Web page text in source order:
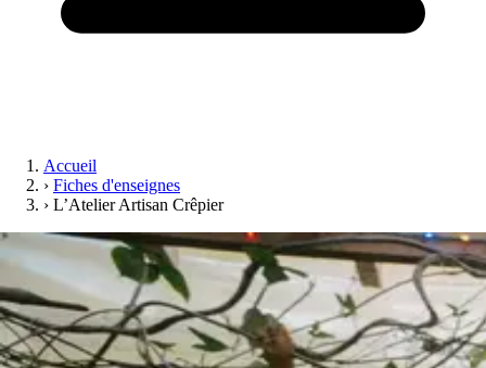
Accueil
› Fiches d'enseignes
› L’Atelier Artisan Crêpier